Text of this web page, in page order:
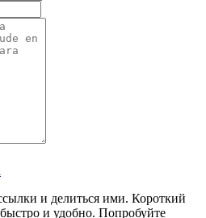
и делиться ими. Короткий
и удобно. Попробуйте